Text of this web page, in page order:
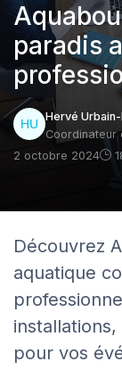
paradis
Hervé
Coordinateur
2 octobre 2024
Découvrez
aquatique
pour vos